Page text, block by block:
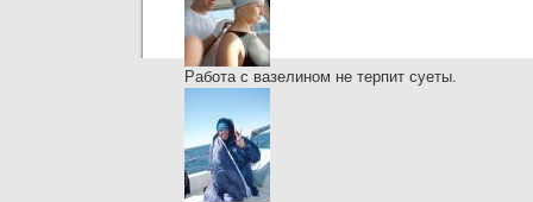
Работа с вазелином не терпит суеты.